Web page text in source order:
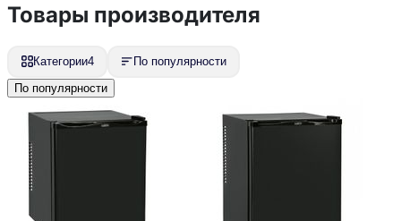
Товары производителя
Категории4
По популярности
По популярности